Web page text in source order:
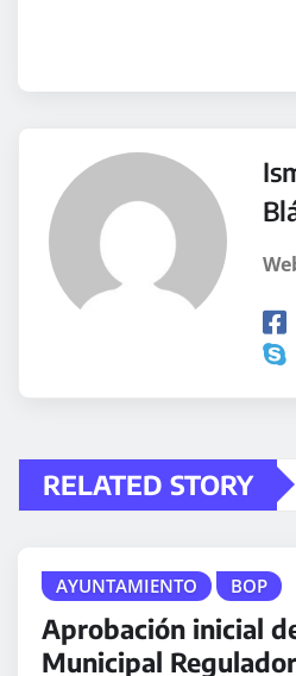
RELATED STORY
AYUNTAMIENTO BOP
Aprobación inicial
Municipal